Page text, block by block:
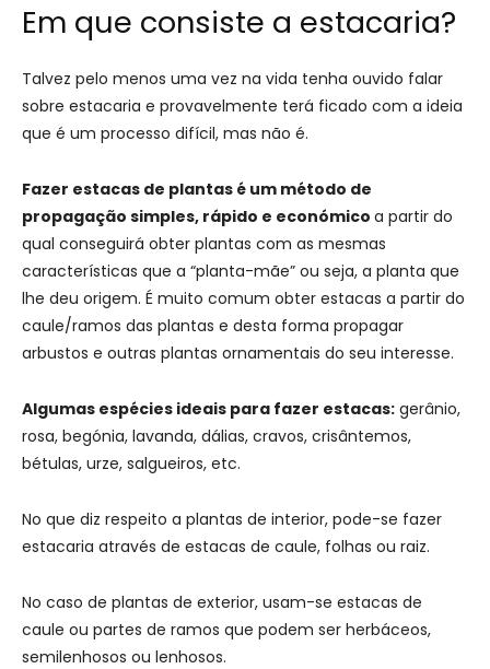
Em que consiste a estacaria?
Talvez pelo menos uma vez na vida tenha ouvido falar
sobre estacaria e provavelmente terá ficado com a ideia
que é um processo difícil, mas não é.
Fazer estacas de plantas é um método de
propagação simples, rápido e económico a partir do
qual conseguirá obter plantas com as mesmas
características que a “planta-mãe” ou seja, a planta que
lhe deu origem. É muito comum obter estacas a partir do
caule/ramos das plantas e desta forma propagar
arbustos e outras plantas ornamentais do seu interesse.
Algumas espécies ideais para fazer estacas: gerânio,
rosa, begónia, lavanda, dálias, cravos, crisântemos,
bétulas, urze, salgueiros, etc.
No que diz respeito a plantas de interior, pode-se fazer
estacaria através de estacas de caule, folhas ou raiz.
No caso de plantas de exterior, usam-se estacas de
caule ou partes de ramos que podem ser herbáceos,
semilenhosos ou lenhosos.